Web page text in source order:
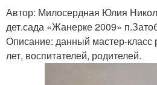
Автор: Милосердная Юлия
дет.сада «Жанерке 2009»
Описание: данный мастер-класс
лет, воспитателей, родителей.